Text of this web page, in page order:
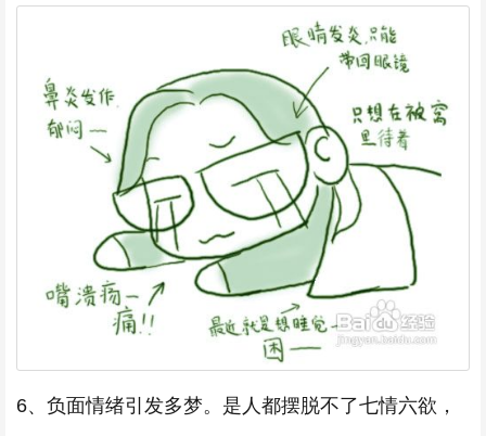
6、负面情绪引发多梦。是人都摆脱不了七情六欲，